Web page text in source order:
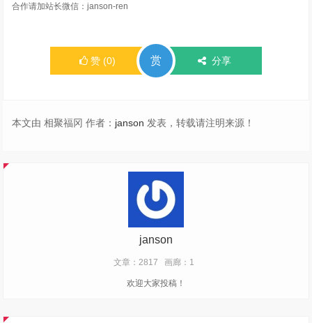
合作请加站长微信：janson-ren
赞 (0) 赏 分享
本文由 相聚福冈 作者： janson 发表，转载请注明来源！
janson
文章：2817 画廊：1
欢迎大家投稿！